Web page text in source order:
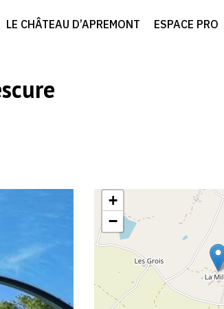
LE CHÂTEAU D’APREMONT ESPACE PRO
+
−